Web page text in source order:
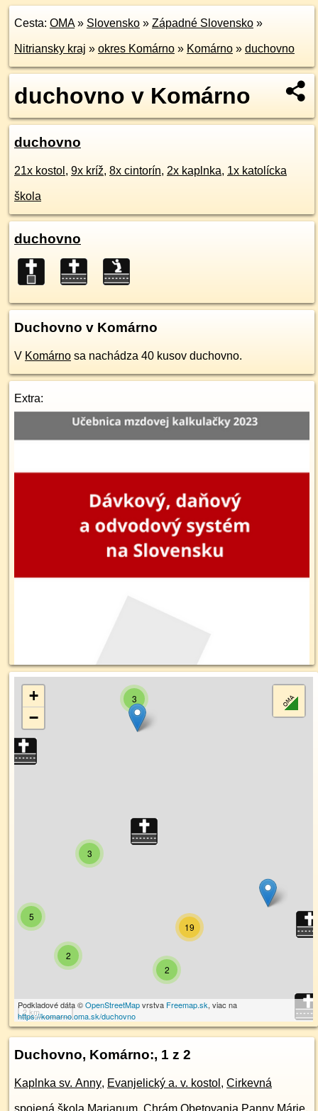
Cesta: OMA» Slovensko » Západné Slovensko »
Nitriansky kraj » okres Komárno » Komárno » duchovno
duchovno v Komárno
duchovno
21x kostol , 9x kríž, 8x cintorín, 2x kaplnka, 1x katolícka
škola
duchovno
Duchovno v Komárno
V Komárno sa nachádza 40 kusov duchovno.
Extra:
3
3
2
5
2
19
+
−
2 km
Podkladové dáta ©OpenStreetMapvrstva Freemap.sk, viac na
https://komarno.oma.sk/duchovno
Duchovno, Komárno:, 1 z 2
Kaplnka sv. Anny, Evanjelický a. v. kostol , Cirkevná
spojená škola Marianum, Chrám Obetovania Panny Márie,